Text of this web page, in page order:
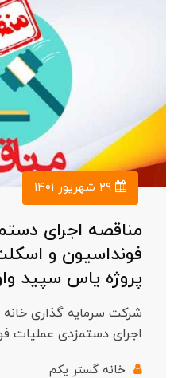
مناقصه اجرای
فونداسیون و
پروژه یاس سپید
شرکت سرمایه گذاری
اجرای دستمزدی عملیات
خانه گستر یکم